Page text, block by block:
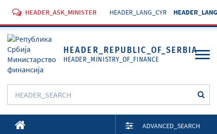
HEADER_ASK_MINISTER HEADER_LANG_CYR
HEADER_REPUBLIC_OF_SERBIA
HEADER_MINISTRY_OF_FINANCE
O Ministarstvu
ADVANCED_SEARCH